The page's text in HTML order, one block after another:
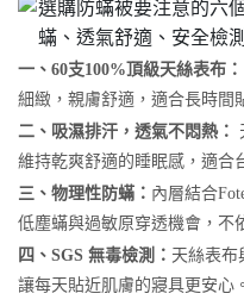
一、60支100%頂級天絲表布：
細緻，親膚舒適，適合長時間
二、吸濕排汗，透氣不悶熱：
維持乾爽舒適的睡眠感，適合
三、物理性防蟎： 內層結合
低塵蟎與過敏原穿透機會，不
四、SGS 無毒檢測： 天絲表布
讓每天貼近肌膚的寢具更安心。